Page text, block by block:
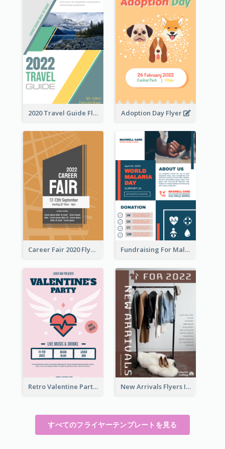
2020 Travel Guide Flyer Adoption Day Flyer
Career Fair 2020 Flyer Fundraising For Malaria Flyer Design
Retro Valentine Party Pink Flyers Design Templates New Arrivals Flyers In In Brown Colour Tone
すべてのフライヤーテンプレートを見る